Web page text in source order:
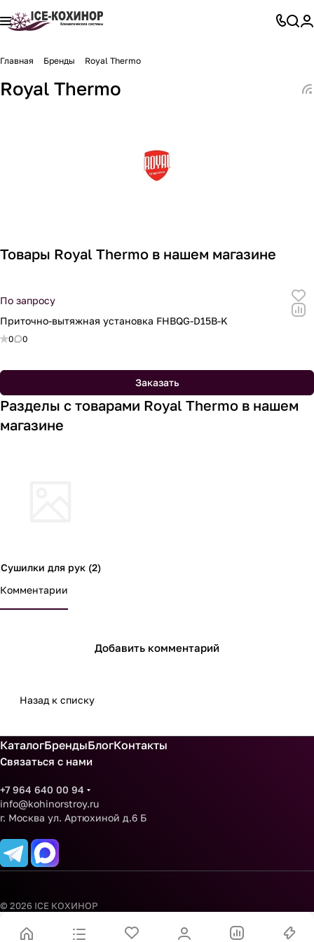
Главная Бренды Royal Thermo
Royal Thermo
Товары Royal Thermo в нашем магазине
По запросу
Приточно-вытяжная установка FHBQG-D15B-K
0 0
Заказать
Разделы с товарами Royal Thermo в нашем
магазине
Сушилки для рук (2)
Комментарии
Добавить комментарий
Назад к списку
КаталогБрендыБлогКонтакты
Связаться с нами
+7 964 640 00 94
info@kohinorstroy.ru
г. Москва ул. Артюхиной д.6 Б
© 2026 ICE КОХИНОР